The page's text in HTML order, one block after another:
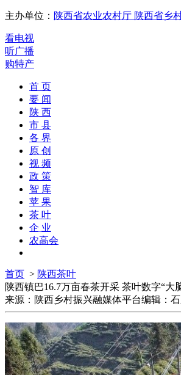
主办单位： 陕西省农业农村厅 陕西省乡
看电视
听广播
购特产
首 页
要 闻
陕 西
市 县
各 界
原 创
视 频
政 策
智 库
苹 果
茶 叶
企 业
农高会
首页 > 陕西茶叶
陕西镇巴16.7万亩春茶开采 茶叶数字“大
来源：陕西乡村振兴融媒体平台编辑：